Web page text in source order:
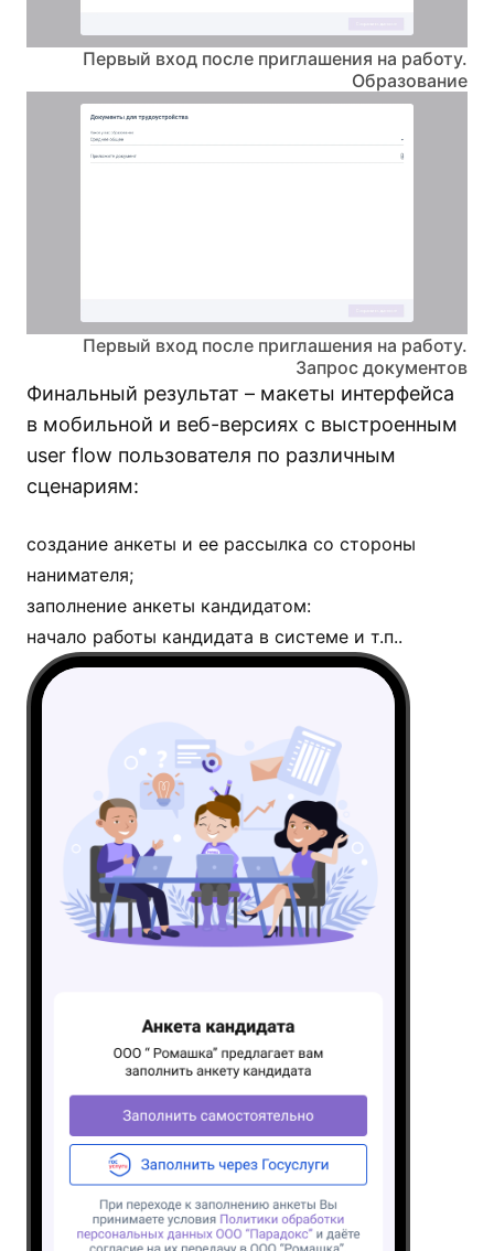
Первый вход после приглашения на работу.
Образование
Первый вход после приглашения на работу.
Запрос документов
Финальный результат – макеты интерфейса
в мобильной и веб-версиях с выстроенным
user flow пользователя по различным
сценариям:
создание анкеты и ее рассылка со стороны
нанимателя;
заполнение анкеты кандидатом:
начало работы кандидата в системе и т.п..